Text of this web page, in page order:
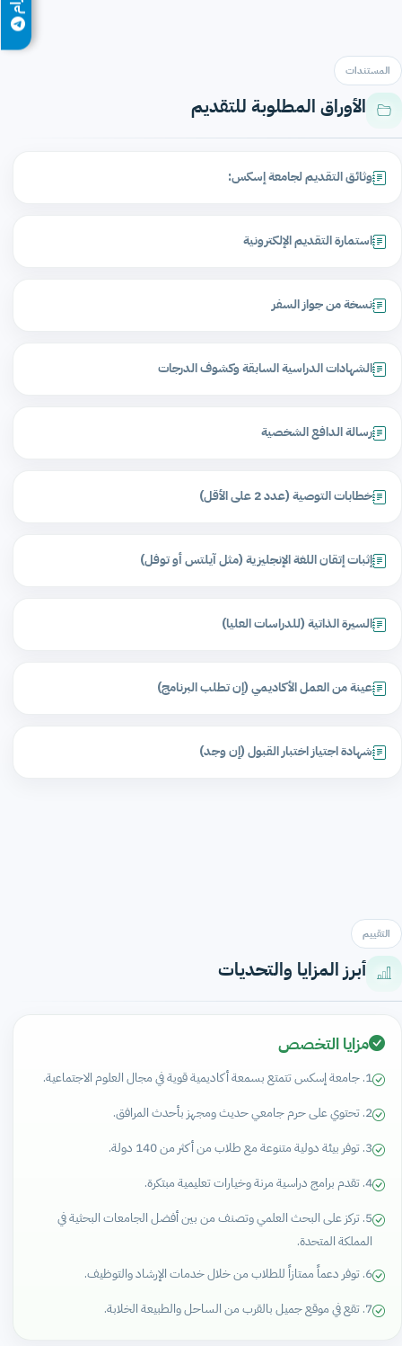
المستندات
الأوراق المطلوبة للتقديم
وثائق التقديم لجامعة إسكس:
استمارة التقديم الإلكترونية
نسخة من جواز السفر
الشهادات الدراسية السابقة وكشوف الدرجات
رسالة الدافع الشخصية
خطابات التوصية (عدد 2 على الأقل)
إثبات إتقان اللغة الإنجليزية (مثل آيلتس أو توفل)
السيرة الذاتية (للدراسات العليا)
عينة من العمل الأكاديمي (إن تطلب البرنامج)
شهادة اجتياز اختبار القبول (إن وجد)
التقييم
أبرز المزايا والتحديات
مزايا التخصص
1. جامعة إسكس تتمتع بسمعة أكاديمية قوية في مجال العلوم الاجتماعية.
2. تحتوي على حرم جامعي حديث ومجهز بأحدث المرافق.
3. توفر بيئة دولية متنوعة مع طلاب من أكثر من 140 دولة.
4. تقدم برامج دراسية مرنة وخيارات تعليمية مبتكرة.
5. تركز على البحث العلمي وتصنف من بين أفضل الجامعات البحثية في
المملكة المتحدة.
6. توفر دعماً ممتازاً للطلاب من خلال خدمات الإرشاد والتوظيف.
7. تقع في موقع جميل بالقرب من الساحل والطبيعة الخلابة.